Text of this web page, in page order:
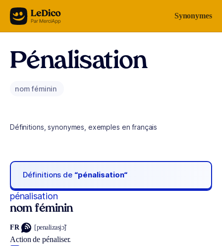
Aller au contenu Synonymes
Pénalisation
nom féminin
Définitions, synonymes, exemples en français
Définitions de “pénalisation“
pénalisation
nom féminin
FR [penalizasjɔ̃]
Action de pénaliser.